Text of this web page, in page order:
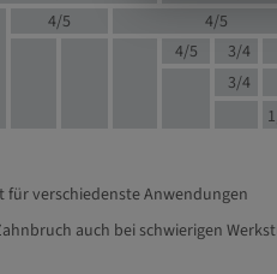
4/5 4/5
4/5 3/4
3/4
für verschiedenste Anwendungen
auch bei schwierigen